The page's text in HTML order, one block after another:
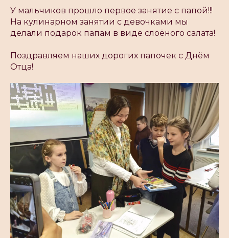
У мальчиков прошло первое занятие с папой!!!
На кулинарном занятии с девочками мы
делали подарок папам в виде слоëного салата!
Поздравляем наших дорогих папочек с Днём
Отца!